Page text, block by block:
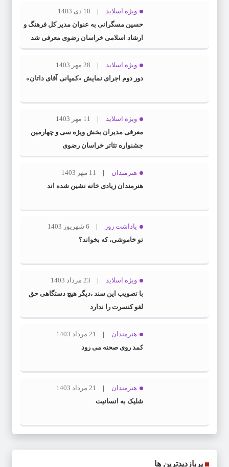
ویژه اسلاید
18 دی 1403
حسین مسگرانی به عنوان مدیر کل فرهنگ و
ارشاد اسلامی خراسان رضوی معرفی شد
ویژه اسلاید
28 مهر 1403
دور دوم اجرای نمایش «کمپانی آقای داتان»
ویژه اسلاید
11 مهر 1403
معرفی مدیران بخش ویژه سی و چهارمین
جشنواره تئاتر خراسان رضوی
هنرمندان
11 مهر 1403
هنرمندان زیادی خانه نشین شده اند
یاداشت روز
6 شهریور 1403
تو خاموشی، که بخواند؟
ویژه اسلاید
23 مرداد 1403
با تصویب این سند ،دیگر هیچ دستگاهی حق
لغو کنسرت را ندارد
هنرمندان
21 مرداد 1403
کمد روی صحنه می رود
هنرمندان
21 مرداد 1403
شلیک به انسانیت
پربازدیدترین ها